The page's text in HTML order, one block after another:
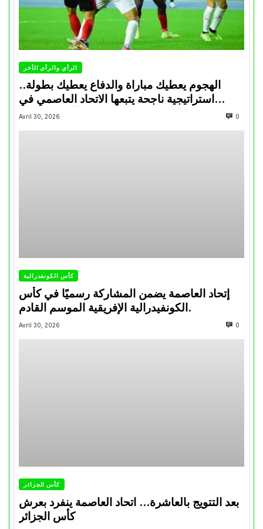
الرأي والرأي الأخر
الهجوم يعطيك مباراة والدفاع يعطيك بطولة..
استراتيجية ناجحة يتبعها الاتحاد العاصمي في
تتويجاته آخر السنوات
Avril 30, 2026 0
كأس الكونفدرالية
إتحاد العاصمة يضمن المشاركة رسميًا في كأس
الكونفيدرالية الإفريقية الموسم القادم.
Avril 30, 2026 0
كأس الجزائر
بعد التتويج بالعاشرة… اتحاد العاصمة ينفرد بعرش
كأس الجزائر